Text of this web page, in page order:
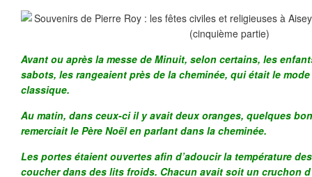
Avant ou après la messe de Minuit, selon certains, les
sabots, les rangeaient près de la cheminée, qui était le
classique.
Au matin, dans ceux-ci il y avait deux oranges, quelques
remerciait le Père Noël en parlant dans la cheminée.
Les portes étaient ouvertes afin d’adoucir la température
coucher dans des lits froids. Chacun avait soit un cruchon